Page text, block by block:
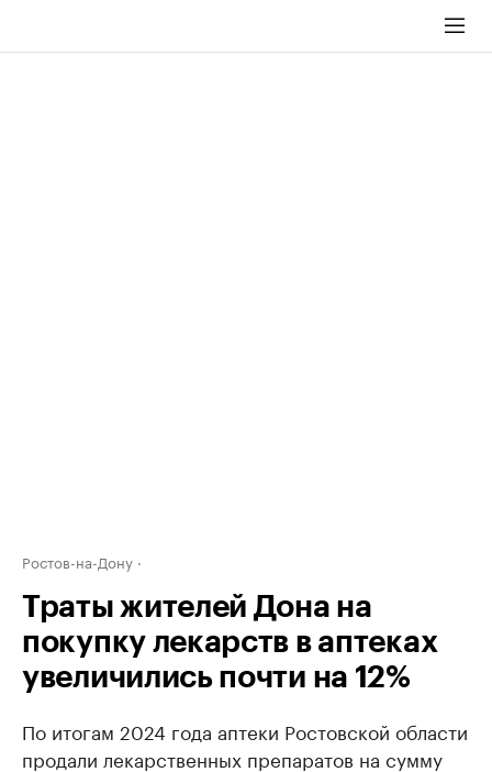
Ростов-на-Дону
Траты жителей Дона на
покупку лекарств в аптеках
увеличились почти на 12%
По итогам 2024 года аптеки Ростовской области
продали лекарственных препаратов на сумму